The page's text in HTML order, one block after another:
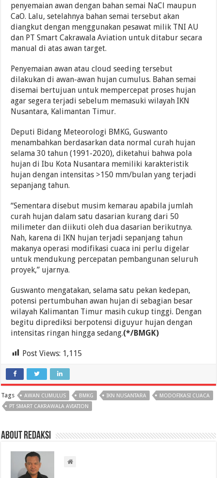
penyemaian awan dengan bahan semai NaCl maupun
CaO. Lalu, setelahnya bahan semai tersebut akan
diangkut dengan menggunakan pesawat milik TNI AU
dan PT Smart Cakrawala Aviation untuk ditabur secara
manual di atas awan target.
Penyemaian awan atau cloud seeding tersebut
dilakukan di awan-awan hujan cumulus. Bahan semai
disemai bertujuan untuk mempercepat proses hujan
agar segera terjadi sebelum memasuki wilayah IKN
Nusantara, Kalimantan Timur.
Deputi Bidang Meteorologi BMKG, Guswanto
menambahkan berdasarkan data normal curah hujan
selama 30 tahun (1991-2020), diketahui bahwa pola
hujan di Ibu Kota Nusantara memiliki karakteristik
hujan dengan intensitas >150 mm/bulan yang terjadi
sepanjang tahun.
“Sementara disebut musim kemarau apabila jumlah
curah hujan dalam satu dasarian kurang dari 50
milimeter dan diikuti oleh dua dasarian berikutnya.
Nah, karena di IKN hujan terjadi sepanjang tahun
makanya operasi modifikasi cuaca ini perlu digelar
untuk mendukung percepatan pembangunan seluruh
proyek,” ujarnya.
Guswanto mengatakan, selama satu pekan kedepan,
potensi pertumbuhan awan hujan di sebagian besar
wilayah Kalimantan Timur masih cukup tinggi. Dengan
begitu diprediksi berpotensi diguyur hujan dengan
intensitas ringan hingga sedang.(*/BMGK)
Post Views: 1,115
Tags AWAN CUMULUS BMKG IKN NUSANTARA
MODOFIKASI CUACA
PT SMART CAKRAWALA AVIATION
About Redaksi